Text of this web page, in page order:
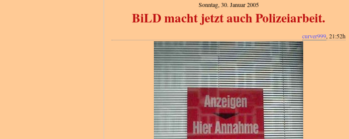
Sonntag, 30. Januar 2005
BiLD macht jetzt auch Polizeiarbeit.
curver999, 21:52h